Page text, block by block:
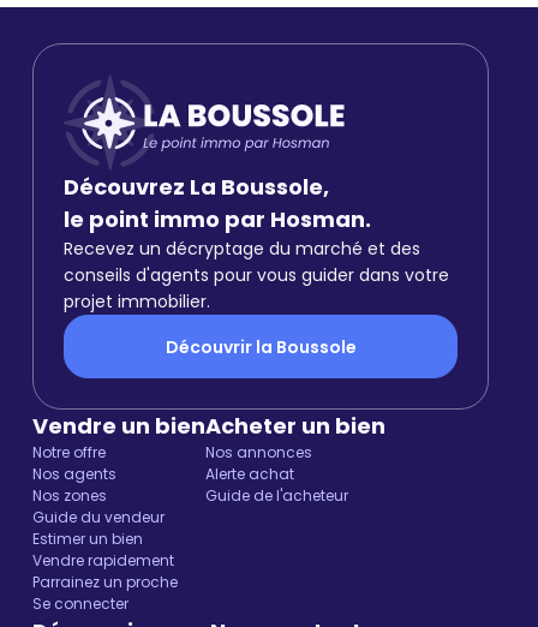
Découvrez La Boussole,
le point immo par Hosman.
Recevez un décryptage du marché et des
conseils d'agents pour vous guider dans votre
projet immobilier.
Découvrir la Boussole
Vendre un bien
Notre offre
Nos agents
Nos zones
Guide du vendeur
Estimer un bien
Vendre rapidement
Parrainez un proche
Se connecter
Acheter un bien
Nos annonces
Alerte achat
Guide de l'acheteur